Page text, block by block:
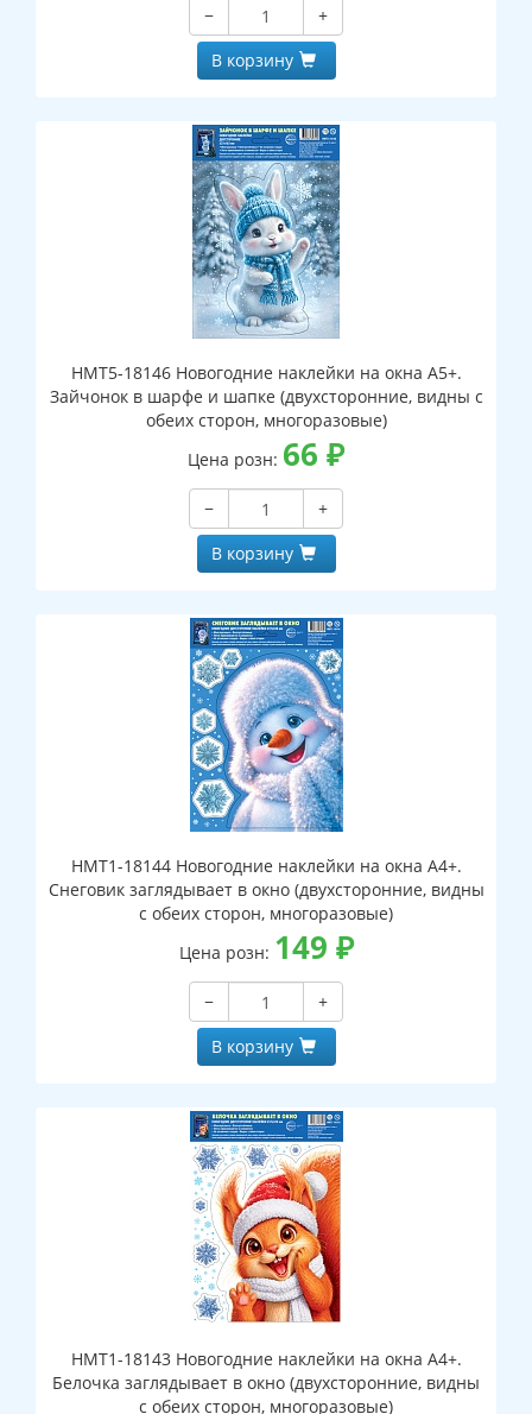
−
+
В корзину
НМТ5-18146 Новогодние наклейки на окна А5+.
Зайчонок в шарфе и шапке (двухсторонние, видны с
обеих сторон, многоразовые)
Цена розн: 66 ₽
−
+
В корзину
НМТ1-18144 Новогодние наклейки на окна А4+.
Снеговик заглядывает в окно (двухсторонние, видны
с обеих сторон, многоразовые)
Цена розн: 149 ₽
−
+
В корзину
НМТ1-18143 Новогодние наклейки на окна А4+.
Белочка заглядывает в окно (двухсторонние, видны
с обеих сторон, многоразовые)